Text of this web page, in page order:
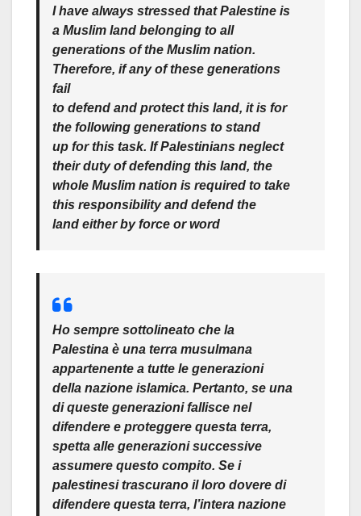
I have always stressed that Palestine is
a Muslim land belonging to all
generations of the Muslim nation.
Therefore, if any of these generations
fail
to defend and protect this land, it is for
the following generations to stand
up for this task. If Palestinians neglect
their duty of defending this land, the
whole Muslim nation is required to take
this responsibility and defend the
land either by force or word
Ho sempre sottolineato che la
Palestina è una terra musulmana
appartenente a tutte le generazioni
della nazione islamica. Pertanto, se una
di queste generazioni fallisce nel
difendere e proteggere questa terra,
spetta alle generazioni successive
assumere questo compito. Se i
palestinesi trascurano il loro dovere di
difendere questa terra, l’intera nazione